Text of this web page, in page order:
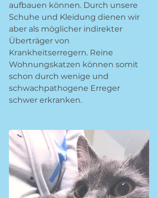
aufbauen können. Durch unsere
Schuhe und Kleidung dienen wir
aber als möglicher indirekter
Überträger von
Krankheitserregern. Reine
Wohnungskatzen können somit
schon durch wenige und
schwachpathogene Erreger
schwer erkranken.